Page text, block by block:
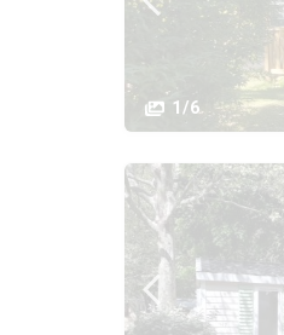
1/6